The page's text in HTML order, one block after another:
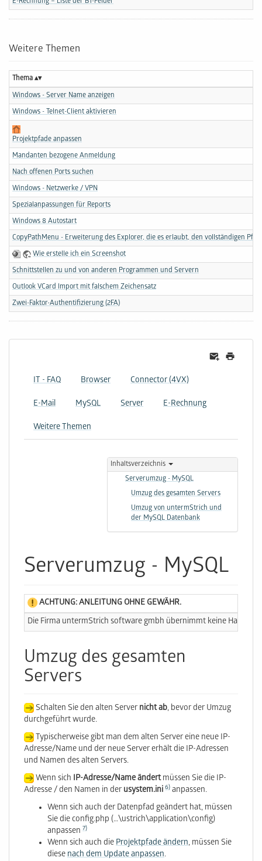
Weitere Themen
Thema
Windows - Server Name anzeigen
Windows - Telnet-Client aktivieren
Projektpfade anpassen
Mandanten bezogene Anmeldung
Nach offenen Ports suchen
Windows - Netzwerke / VPN
Spezialanpassungen für Reports
Windows 8 Autostart
CopyPathMenu - Erweiterung des Explorer, die es erlaubt, den vollständigen
Wie erstelle ich ein Screenshot
Schnittstellen zu und von anderen Programmen und Servern
Outlook VCard Import mit falschem Zeichensatz
Zwei-Faktor-Authentifizierung (2FA)
IT - FAQ Browser Connector (4VX)
E-Mail MySQL Server E-Rechnung
Weitere Themen
Inhaltsverzeichnis
Serverumzug - MySQL
Umzug des gesamten Servers
Umzug von untermStrich und
der MySQL Datenbank
Serverumzug - MySQL
ACHTUNG: ANLEITUNG OHNE GEWÄHR.
Die Firma untermStrich software gmbh übernimmt keine
Umzug des gesamten
Servers
Schalten Sie den alten Server nicht ab, bevor der Umzug
durchgeführt wurde.
Typischerweise gibt man dem alten Server eine neue IP-
Adresse/Name und der neue Server erhält die IP-Adressen
und Namen des alten Servers.
Wenn sich IP-Adresse/Name ändertmüssen Sie die IP-
Adresse / den Namen in der usystem.ini 6) anpassen.
Wenn sich auch der Datenpfad geändert hat, müssen
Sie die config.php (…\ustrich\application\config)
anpassen 7)
Wenn sich auch dieProjektpfade ändern, müssen Sie
diesenach dem Update anpassen.